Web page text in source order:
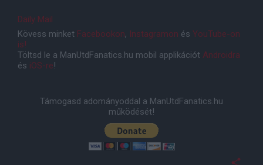
Daily Mail
Kövess minket Facebookon, Instagramon és YouTube-on
is!
Töltsd le a ManUtdFanatics.hu mobil applikációt Androidra
és iOS-re!
Támogasd adományoddal a ManUtdFanatics.hu
működését!